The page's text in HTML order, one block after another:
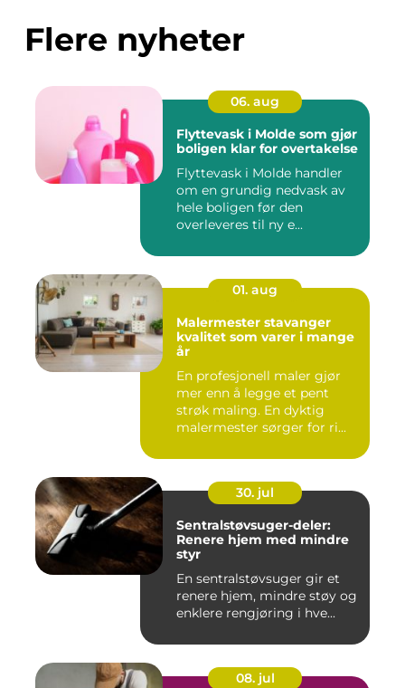
Flere nyheter
06. aug
Flyttevask i Molde som gjør
boligen klar for overtakelse
Flyttevask i Molde handler
om en grundig nedvask av
hele boligen før den
overleveres til ny e...
01. aug
Malermester stavanger
kvalitet som varer i mange
år
En profesjonell maler gjør
mer enn å legge et pent
strøk maling. En dyktig
malermester sørger for ri...
30. jul
Sentralstøvsuger-deler:
Renere hjem med mindre
styr
En sentralstøvsuger gir et
renere hjem, mindre støy og
enklere rengjøring i hve...
08. jul